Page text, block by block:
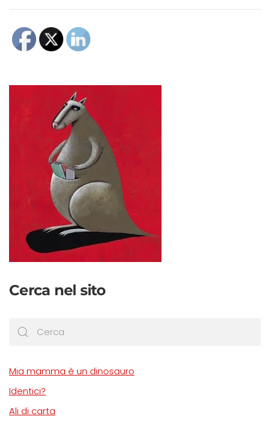
Cerca nel sito
Mia mamma è un dinosauro
Identici?
Ali di carta